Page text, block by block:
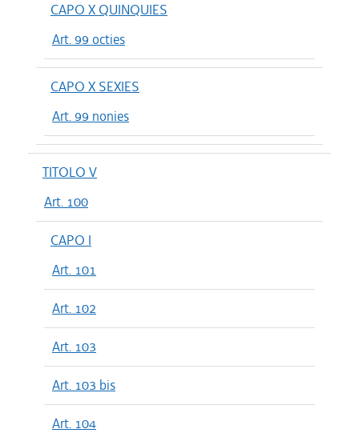
CAPO X QUINQUIES
Art. 99 octies
CAPO X SEXIES
Art. 99 nonies
TITOLO V
Art. 100
CAPO I
Art. 101
Art. 102
Art. 103
Art. 103 bis
Art. 104